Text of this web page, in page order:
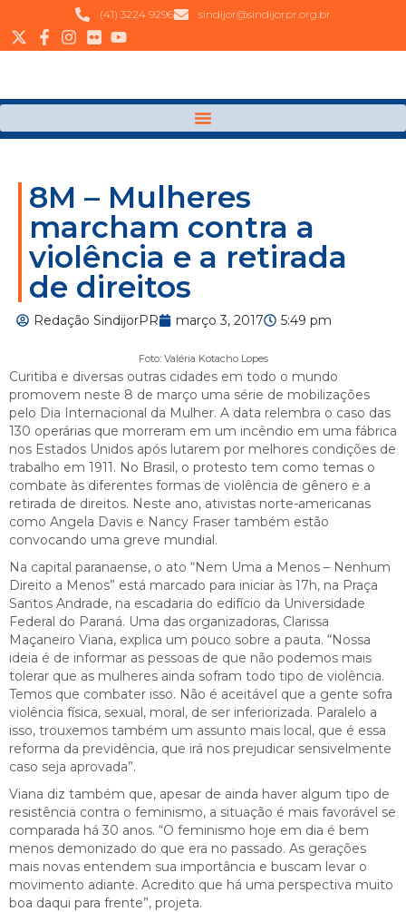
(41) 3224 9296 sindijor@sindijorpr.org.br
8M – Mulheres
marcham contra a
violência e a retirada
de direitos
Redação SindijorPR março 3, 2017 5:49 pm
Foto: Valéria Kotacho Lopes
Curitiba e diversas outras cidades em todo o mundo
promovem neste 8 de março uma série de mobilizações
pelo Dia Internacional da Mulher. A data relembra o caso das
130 operárias que morreram em um incêndio em uma fábrica
nos Estados Unidos após lutarem por melhores condições de
trabalho em 1911. No Brasil, o protesto tem como temas o
combate às diferentes formas de violência de gênero e a
retirada de direitos. Neste ano, ativistas norte-americanas
como Angela Davis e Nancy Fraser também estão
convocando uma greve mundial.
Na capital paranaense, o ato “Nem Uma a Menos – Nenhum
Direito a Menos” está marcado para iniciar às 17h, na Praça
Santos Andrade, na escadaria do edifício da Universidade
Federal do Paraná. Uma das organizadoras, Clarissa
Maçaneiro Viana, explica um pouco sobre a pauta. “Nossa
ideia é de informar as pessoas de que não podemos mais
tolerar que as mulheres ainda sofram todo tipo de violência.
Temos que combater isso. Não é aceitável que a gente sofra
violência física, sexual, moral, de ser inferiorizada. Paralelo a
isso, trouxemos também um assunto mais local, que é essa
reforma da previdência, que irá nos prejudicar sensivelmente
caso seja aprovada”.
Viana diz também que, apesar de ainda haver algum tipo de
resistência contra o feminismo, a situação é mais favorável se
comparada há 30 anos. “O feminismo hoje em dia é bem
menos demonizado do que era no passado. As gerações
mais novas entendem sua importância e buscam levar o
movimento adiante. Acredito que há uma perspectiva muito
boa daqui para frente”, projeta.